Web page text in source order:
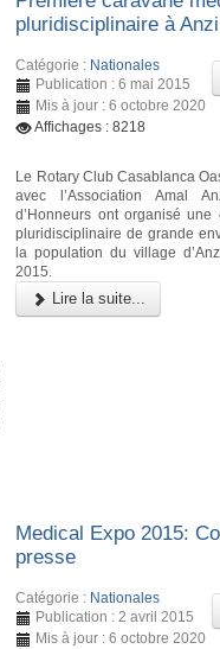
pluridisciplinaire à
Catégorie : Nationales
Publication : 6 mai 2015
Mis à jour : 6 octobre 2020
Affichages : 8218
Le Rotary Club Casablanca
avec l’Association Amal
d’Honneurs ont organisé une
pluridisciplinaire de grande
la population du village
2015.
Lire la suite...
Medical Expo 2015:
presse
Catégorie : Nationales
Publication : 2 avril 2015
Mis à jour : 6 octobre 2020